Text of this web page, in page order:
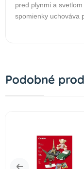
pred plynmi a
spomienky uchováva
Podobné